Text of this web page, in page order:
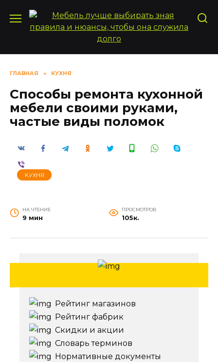
содержанию
ГЛАВНАЯ » КУХНЯ
Способы ремонта кухонной
мебели своими руками,
частые виды поломок
КУХНЯ
НА ЧТЕНИЕ
9 мин
ПРОСМОТРОВ
105к.
Рейтинг магазинов
Рейтинг фабрик
Скидки и акции
Словарь терминов
Нормативные документы